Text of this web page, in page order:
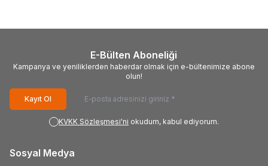
E-Bülten Aboneliği
Kampanya ve yeniliklerden haberdar olmak için e-bültenimize abone
olun!
Kayıt Ol
KVKK Sözleşmesi'ni okudum, kabul ediyorum.
Sosyal Medya